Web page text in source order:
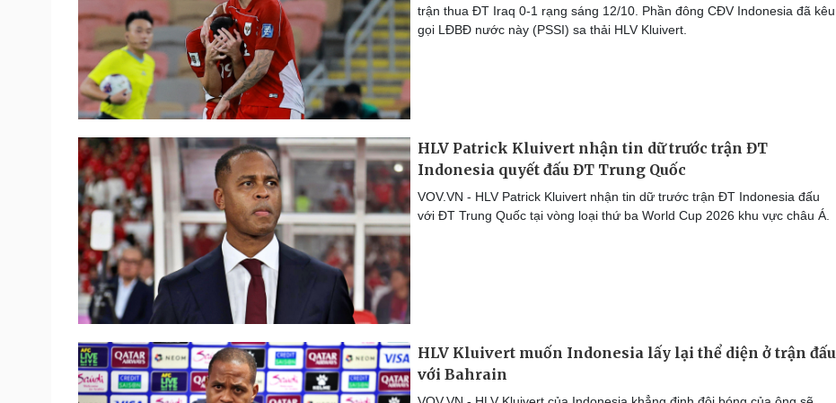
trận thua ĐT Iraq 0-1 rạng sáng 12/10. Phần đông CĐV Indonesia đã kêu
gọi LĐBĐ nước này (PSSI) sa thải HLV Kluivert.
HLV Patrick Kluivert nhận tin dữ trước trận ĐT
Indonesia quyết đấu ĐT Trung Quốc
VOV.VN - HLV Patrick Kluivert nhận tin dữ trước trận ĐT Indonesia đấu
với ĐT Trung Quốc tại vòng loại thứ ba World Cup 2026 khu vực châu Á.
HLV Kluivert muốn Indonesia lấy lại thể diện ở trận đấu
với Bahrain